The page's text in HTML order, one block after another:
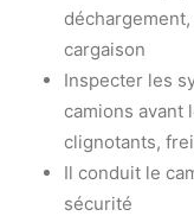
cargaison
Inspecter les
camions avant
clignotants,
Il conduit le
sécurité